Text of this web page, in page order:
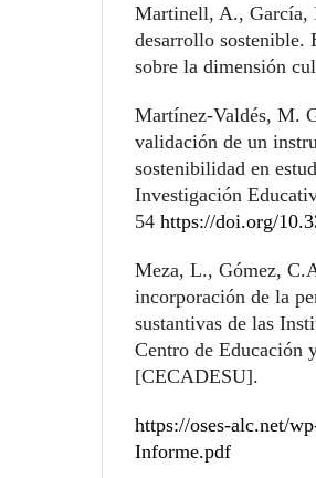
Martinell, A., García,
desarrollo sostenible.
sobre la dimensión
Martínez-Valdés, M.
validación de un
sostenibilidad en
Investigación
54 https://doi.org/
Meza, L., Gómez,
incorporación de la
sustantivas de las
Centro de Educación
[CECADESU].
https://oses-alc.net/
Informe.pdf